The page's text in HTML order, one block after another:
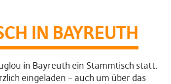
IN BAYREUTH
in Bayreuth ein Stammtisch statt.
eingeladen – auch um über das